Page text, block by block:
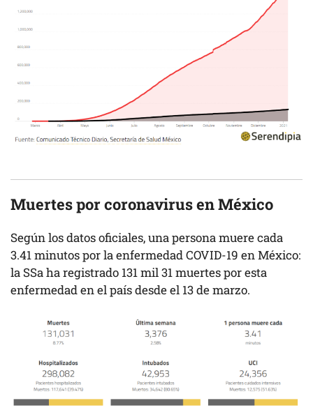
Muertes por coronavirus en México
Según los datos oficiales, una persona muere cada
3.41 minutos por la enfermedad COVID-19 en México:
la SSa ha registrado 131 mil 31 muertes por esta
enfermedad en el país desde el 13 de marzo.